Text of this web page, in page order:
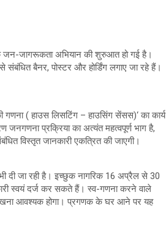
जागरूकता अभियान की शुरुआत हो गई है।
बैनर, पोस्टर और होर्डिंग लगाए जा रहे हैं।
( हाउस लिसटिंग – हाउसिंग सेंसस)‘ का कार्य
प्रक्रिया का अत्यंत महत्वपूर्ण भाग है,
विस्तृत जानकारी एकत्रित की जाएगी।
दी जा रही है। इच्छुक नागरिक 16 अप्रैल से 30
स्वयं दर्ज कर सकते हैं। स्व-गणना करने वाले
रखना आवश्यक होगा। प्रगणक के घर आने पर यह